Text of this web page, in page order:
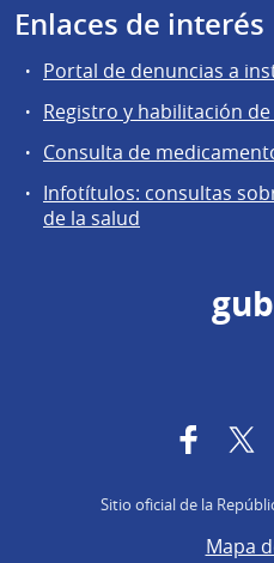
Enlaces de interés
Portal de denuncias a
Registro y habilitación
Consulta de
Infotítulos: consultas
de la salud
Sitio oficial de la
Mapa